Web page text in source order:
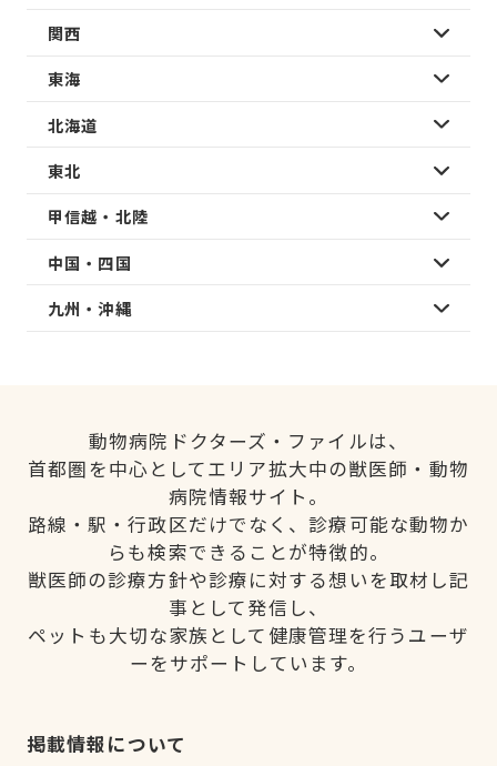
関西
東海
北海道
東北
甲信越・北陸
中国・四国
九州・沖縄
動物病院ドクターズ・ファイルは、
首都圏を中心としてエリア拡大中の獣医師・動物
病院情報サイト。
路線・駅・行政区だけでなく、診療可能な動物か
らも検索できることが特徴的。
獣医師の診療方針や診療に対する想いを取材し記
事として発信し、
ペットも大切な家族として健康管理を行うユーザ
ーをサポートしています。
掲載情報について